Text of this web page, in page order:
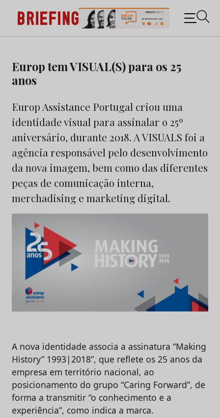
content
Briefing: Todas as notícias sobre os negócios do
Marketing e da Publicidade
Europ tem VISUAL(S) para os 25
anos
Europ Assistance Portugal criou uma
identidade visual para assinalar o 25º
aniversário, durante 2018. A VISUALS foi a
agência responsável pelo desenvolvimento
da nova imagem, bem como das diferentes
peças de comunicação interna,
merchadising e marketing digital.
A nova identidade associa a assinatura “Making
History” 1993|2018”, que reflete os 25 anos da
empresa em território nacional, ao
posicionamento do grupo “Caring Forward”, de
forma a transmitir “o conhecimento e a
experiência”, como indica a marca.